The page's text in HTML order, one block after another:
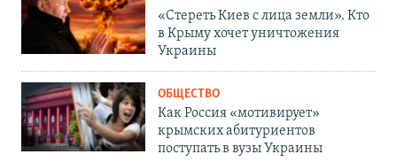
«Стереть Киев с лица земли». Кто
в Крыму хочет уничтожения
Украины
ОБЩЕСТВО
Как Россия «мотивирует»
крымских абитуриентов
поступать в вузы Украины